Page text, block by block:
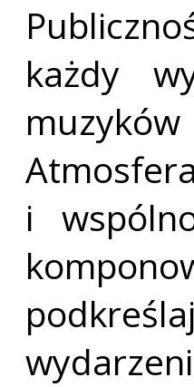
każdy
i